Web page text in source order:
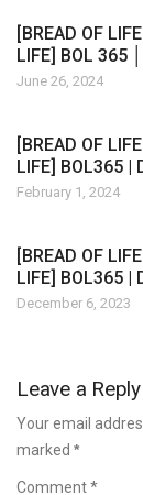
[BREAD OF
LIFE] BOL 365
June 26, 2024
[BREAD OF
LIFE] BOL365 |
February 1, 2024
[BREAD OF
LIFE] BOL365 |
December 6, 2023
Leave a Reply
Your email
marked *
Comment *